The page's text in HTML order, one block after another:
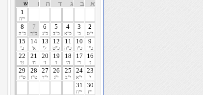
א ב ג ד ה ו ש
1
י"ח
2
י"ט
3
כ'
4
כ"א
5
כ"ב
6
כ"ג
7
כ"ד
8
כ"ה
9
כ"ו
10
כ"ז
11
כ"ח
12
כ"ט
13
ל'
14
א'
15
ב'
16
ג'
17
ד'
18
ה'
19
ו'
20
ז'
21
ח'
22
ט'
23
י'
24
י"א
25
י"ב
26
י"ג
27
י"ד
28
ט"ו
29
ט"ז
30
י"ז
31
י"ח